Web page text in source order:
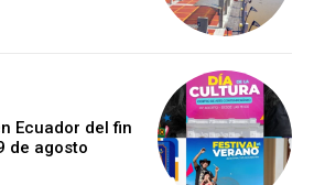
Ecuador del fin
de agosto